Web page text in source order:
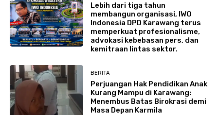
Lebih dari tiga tahun
membangun organisasi, IWO
Indonesia DPD Karawang terus
memperkuat profesionalisme,
advokasi kebebasan pers, dan
kemitraan lintas sektor.
BERITA
Perjuangan Hak Pendidikan Anak
Kurang Mampu di Karawang:
Menembus Batas Birokrasi demi
Masa Depan Karmila